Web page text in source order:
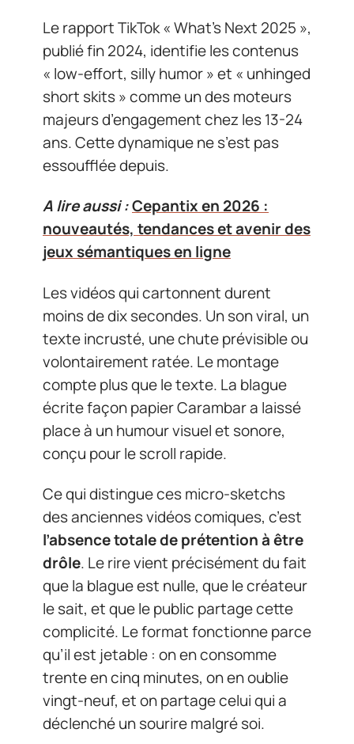
Le rapport TikTok « What’s Next 2025 »,
publié fin 2024, identifie les contenus
« low-effort, silly humor » et « unhinged
short skits » comme un des moteurs
majeurs d’engagement chez les 13-24
ans. Cette dynamique ne s’est pas
essoufflée depuis.
A lire aussi :Cepantix en 2026 :
nouveautés, tendances et avenir des
jeux sémantiques en ligne
Les vidéos qui cartonnent durent
moins de dix secondes. Un son viral, un
texte incrusté, une chute prévisible ou
volontairement ratée. Le montage
compte plus que le texte. La blague
écrite façon papier Carambar a laissé
place à un humour visuel et sonore,
conçu pour le scroll rapide.
Ce qui distingue ces micro-sketchs
des anciennes vidéos comiques, c’est
l’absence totale de prétention à être
drôle. Le rire vient précisément du fait
que la blague est nulle, que le créateur
le sait, et que le public partage cette
complicité. Le format fonctionne parce
qu’il est jetable : on en consomme
trente en cinq minutes, on en oublie
vingt-neuf, et on partage celui qui a
déclenché un sourire malgré soi.